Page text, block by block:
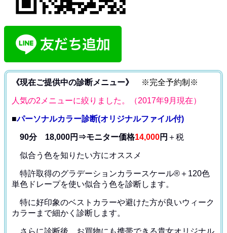
《現在ご提供中の診断メニュー》 ※完全予約制※
人気の2メニューに絞りました。（2017年9月現在）
■パーソナルカラー診断(オリジナルファイル付)
90分 18,000円⇒モニター価格14,000円 ＋税
似合う色を知りたい方にオススメ
特許取得のグラデーションカラースケール®＋120色
単色ドレープを使い似合う色を診断します。
特に好印象のベストカラーや避けた方が良いウィーク
カラー まで細かく診断します。